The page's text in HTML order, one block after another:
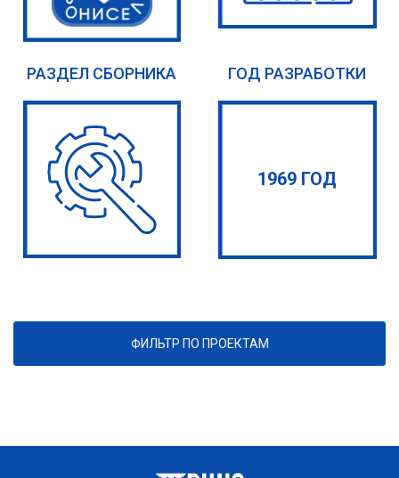
РАЗДЕЛ СБОРНИКА ГОД РАЗРАБОТКИ
1969 ГОД
ФИЛЬТР ПО ПРОЕКТАМ